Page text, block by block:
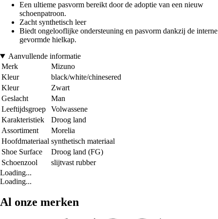
Een ultieme pasvorm bereikt door de adoptie van een nieuw
schoenpatroon.
Zacht synthetisch leer
Biedt ongelooflijke ondersteuning en pasvorm dankzij de interne
gevormde hielkap.
Aanvullende informatie
Merk
Mizuno
Kleur
black/white/chinesered
Kleur
Zwart
Geslacht
Man
Leeftijdsgroep
Volwassene
Karakteristiek
Droog land
Assortiment
Morelia
Hoofdmateriaal synthetisch materiaal
Shoe Surface
Droog land (FG)
Schoenzool
slijtvast rubber
Loading...
Loading...
Al onze merken